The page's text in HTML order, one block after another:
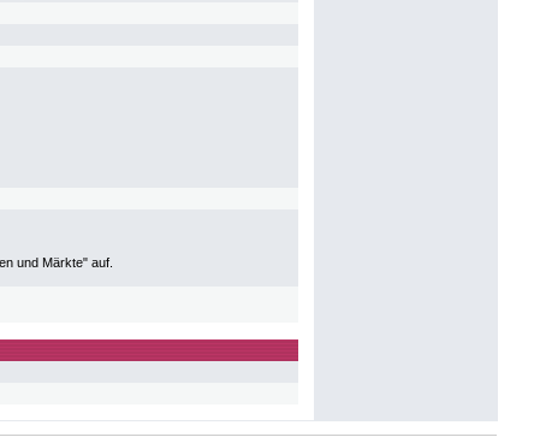
und Märkte" auf.